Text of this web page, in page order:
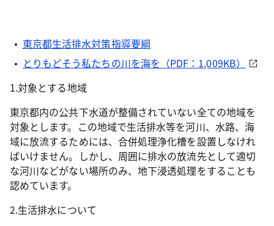
東京都生活排水対策指導要綱
とりもどそう私たちの川を海を（PDF：1,009KB）
1.対象とする地域
東京都内の公共下水道が整備されていない全ての地域を
対象とします。この地域で生活排水等を河川、水路、海
域に放流するためには、合併処理浄化槽を設置しなけれ
ばいけません。しかし、周囲に排水の放流先として適切
な河川などがない場所のみ、地下浸透処理をすることも
認めています。
2.生活排水について